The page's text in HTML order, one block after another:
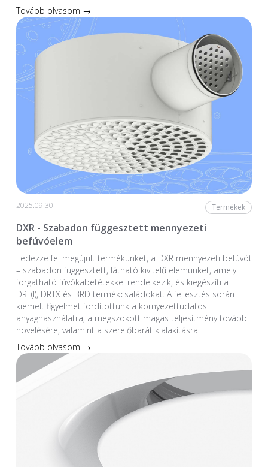
Tovább olvasom →
2025.09.30. Termékek
DXR - Szabadon függesztett mennyezeti
befúvóelem
Fedezze fel megújult termékünket, a DXR mennyezeti befúvót
– szabadon függesztett, látható kivitelű elemünket, amely
forgatható fúvókabetétekkel rendelkezik, és kiegészíti a
DRT(I), DRTX és BRD termékcsaládokat. A fejlesztés során
kiemelt figyelmet fordítottunk a környezettudatos
anyaghasználatra, a megszokott magas teljesítmény további
növelésére, valamint a szerelőbarát kialakításra.
Tovább olvasom →